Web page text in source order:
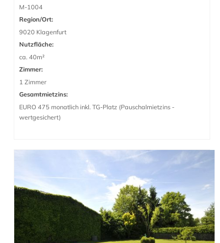
M-1004
Region/Ort:
9020 Klagenfurt
Nutzfläche:
ca. 40m²
Zimmer:
1 Zimmer
Gesamtmietzins:
EURO 475 monatlich inkl. TG-Platz (Pauschalmietzins -
wertgesichert)